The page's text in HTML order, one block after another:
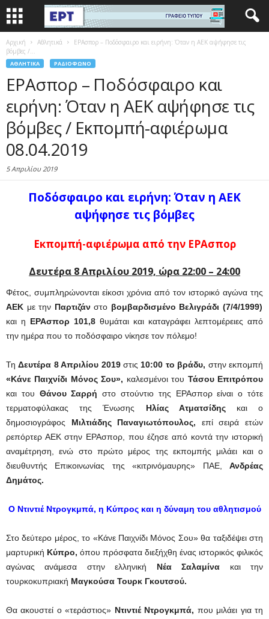
Αρχική Αθλητικά
ΕΡΑσπορ – Ποδόσφαιρο και ειρήνη: Όταν η ΑΕΚ αψήφησε τις
βόμβες /...
ΑΘΛΗΤΙΚΆ ΡΑΔΙΌΦΩΝΟ
ΕΡΑσπορ – Ποδόσφαιρο και
ειρήνη: Όταν η ΑΕΚ αψήφησε τις
βόμβες / Εκπομπή-αφιέρωμα
08.04.2019
5 Απριλίου 2019
Ποδόσφαιρο και ειρήνη: Όταν η ΑΕΚ
αψήφησε τις βόμβες
Εκπομπή-αφιέρωμα από την ΕΡΑσπορ
Δευτέρα 8 Απριλίου 2019, ώρα 22:00 – 24:00
Φέτος, συμπληρώνονται είκοσι χρόνια από τον ιστορικό αγώνα της
ΑΕΚ με την Παρτιζάνστο βομβαρδισμένο Βελιγράδι (7/4/1999)
και η ΕΡΑσπορ 101,8 θυμάται και καταγράφει λεπτομέρειες από
την ημέρα που το ποδόσφαιρο νίκησε τον πόλεμο!
ΤηΔευτέρα 8 Απριλίου 2019στις 10:00 το βράδυ, στην εκπομπή
«Κάνε Παιχνίδι Μόνος Σου», καλεσμένοι του Τάσου Επιτρόπου
και του Θάνου Σαρρή στο στούντιο της ΕΡΑσπορ είναι ο τότε
τερματοφύλακας της Ένωσης Ηλίας Ατματσίδηςκαι ο
δημοσιογράφος Μιλτιάδης Παναγιωτόπουλος, επί σειρά ετών
ρεπόρτερ ΑΕΚ στην ΕΡΑσπορ, που έζησε από κοντά την ιστορική
αναμέτρηση, ενώ στο πρώτο μέρος της εκπομπής μιλάει και ο
διευθυντής Επικοινωνίας της «κιτρινόμαυρης» ΠΑΕ, Ανδρέας
Δημάτος.
Ο Ντιντιέ Ντρογκμπά, η Κύπρος και η δύναμη του αθλητισμού
Στο δεύτερο μέρος, το «Κάνε Παιχνίδι Μόνος Σου» θα ταξιδέψει στη
μαρτυρική Κύπρο, όπου πρόσφατα διεξήχθη ένας ιστορικός φιλικός
αγώνας ανάμεσα στην ελληνική Νέα Σαλαμίνα και την
τουρκοκυπριακή Μαγκούσα Τουρκ Γκουτσού.
Θα ακουστεί ο «τεράστιος» Ντιντιέ Ντρογκμπά, που μιλάει για τη